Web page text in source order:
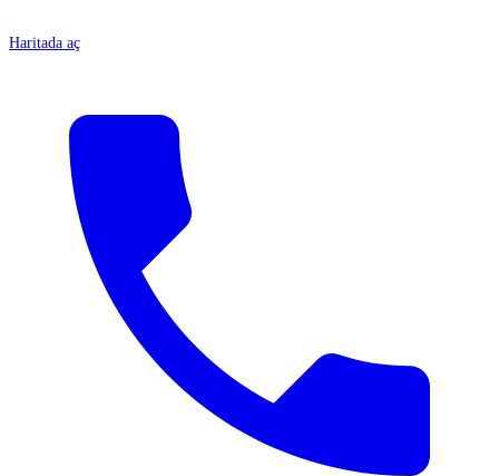
Haritada aç